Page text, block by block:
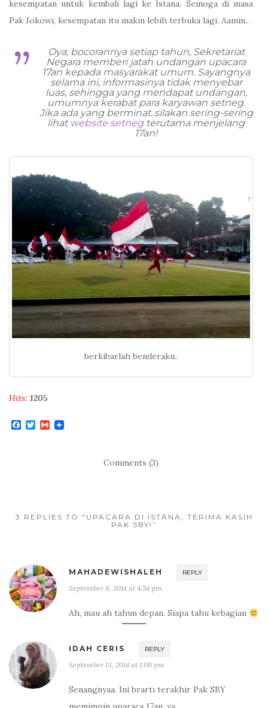
kesempatan untuk kembali lagi ke Istana. Semoga di masa
Pak Jokowi, kesempatan itu makin lebih terbuka lagi. Aamin..
Oya, bocorannya setiap tahun, Sekretariat
Negara memberi jatah undangan upacara
17an kepada masyarakat umum. Sayangnya
selama ini, informasinya tidak menyebar
luas, sehingga yang mendapat undangan,
umumnya kerabat para karyawan setneg.
Jika ada yang berminat..silakan sering-sering
lihat website setnegterutama menjelang
17an!
berkibarlah benderaku..
Hits: 1205
F
T
G
Comments (3)
3 REPLIES TO “UPACARA DI ISTANA, TERIMA KASIH
PAK SBY!”
MAHADEWISHALEH REPLY
September 8, 2014 at 4:54 pm
Ah, mau ah tahun depan. Siapa tahu kebagian
IDAH CERIS REPLY
September 13, 2014 at 1:09 pm
Senangnyaa. Ini brarti terakhir Pak SBY